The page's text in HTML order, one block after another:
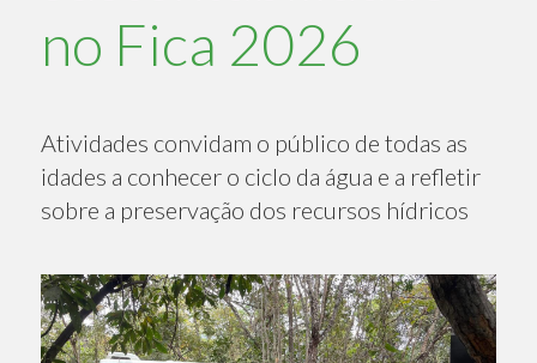
no Fica 2026
Atividades convidam o público de todas as
idades a conhecer o ciclo da água e a refletir
sobre a preservação dos recursos hídricos